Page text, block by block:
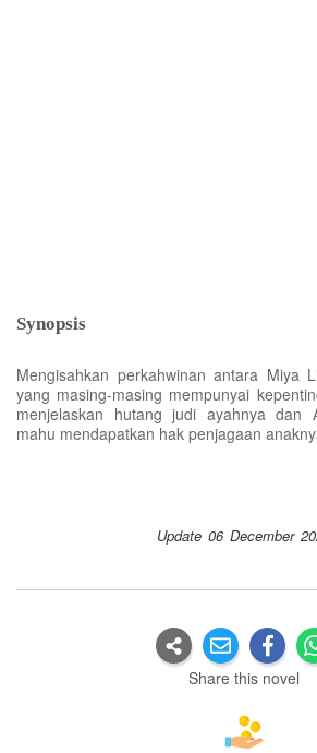
Synopsis
Mengisahkan perkahwinan antara Miya
yang masing-masing mempunyai
menjelaskan hutang judi ayahnya dan
mahu mendapatkan hak penjagaan
Update 06 December
Share this novel